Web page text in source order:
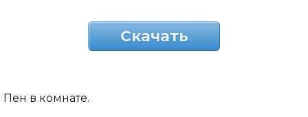
Скачать
Пен в комнате.